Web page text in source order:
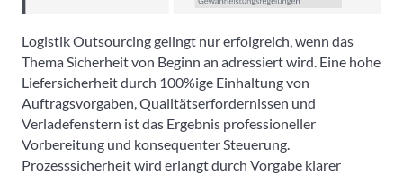
Logistik Outsourcing gelingt nur erfolgreich, wenn das
Thema Sicherheit von Beginn an adressiert wird. Eine hohe
Liefersicherheit durch 100%ige Einhaltung von
Auftragsvorgaben, Qualitätserfordernissen und
Verladefenstern ist das Ergebnis professioneller
Vorbereitung und konsequenter Steuerung.
Prozesssicherheit wird erlangt durch Vorgabe klarer